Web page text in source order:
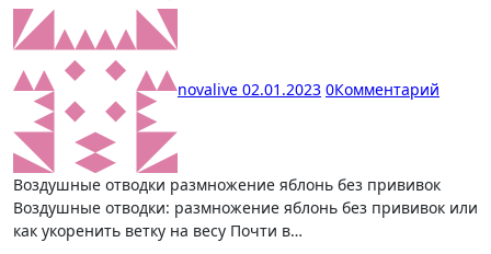
novalive 02.01.2023 0Комментарий
Воздушные отводки размножение яблонь без прививок
Воздушные отводки: размножение яблонь без прививок или
как укоренить ветку на весу Почти в…